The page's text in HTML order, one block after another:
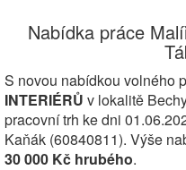
Nabídka práce
S novou nabídkou volného
INTERIÉRŮ v lokalitě
pracovní trh ke dni
Kaňák (60840811). Výše
30 000 Kč hrubého.